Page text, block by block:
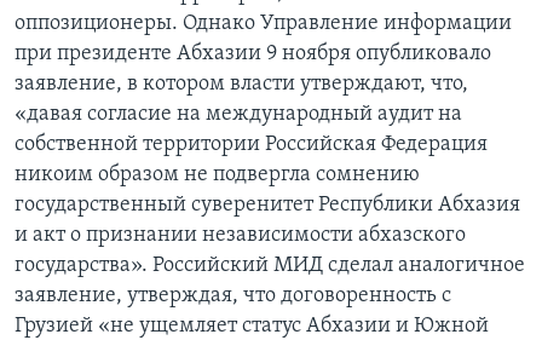
оппозиционеры. Однако Управление информации
при президенте Абхазии 9 ноября опубликовало
заявление, в котором власти утверждают, что,
«давая согласие на международный аудит на
собственной территории Российская Федерация
никоим образом не подвергла сомнению
государственный суверенитет Республики Абхазия
и акт о признании независимости абхазского
государства». Российский МИД сделал аналогичное
заявление, утверждая, что договоренность с
Грузией «не ущемляет статус Абхазии и Южной